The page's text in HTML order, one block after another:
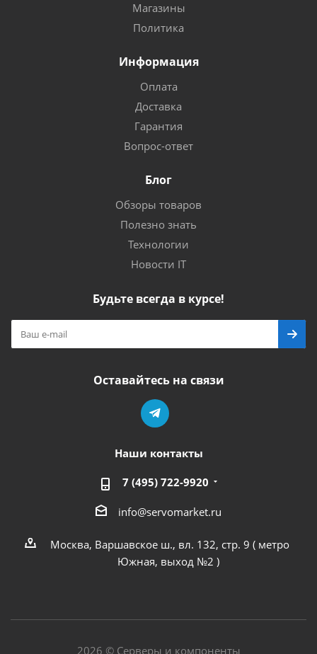
Магазины
Политика
Информация
Оплата
Доставка
Гарантия
Вопрос-ответ
Блог
Обзоры товаров
Полезно знать
Технологии
Новости IT
Будьте всегда в курсе!
Оставайтесь на связи
Наши контакты
7 (495) 722-9920
info@servomarket.ru
Москва, Варшавское ш., вл. 132, стр. 9 ( метро
Южная, выход №2 )
2026 © Серверы и компоненты